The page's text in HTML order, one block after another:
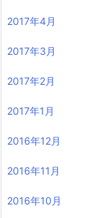
2017年4月
2017年3月
2017年2月
2017年1月
2016年12月
2016年11月
2016年10月